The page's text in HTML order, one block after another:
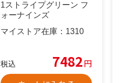
1ストライプグリーン フ
ォーナインズ
マイストア在庫： 1310
税込 7482円